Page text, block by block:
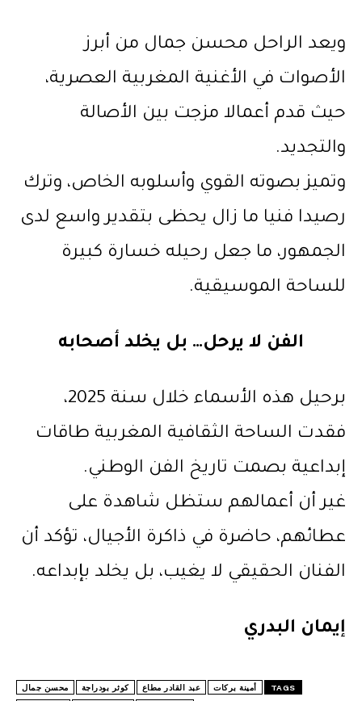
ويعد الراحل محسن جمال من أبرز
الأصوات في الأغنية المغربية العصرية،
حيث قدم أعمالا مزجت بين الأصالة
والتجديد.
وتميز بصوته القوي وأسلوبه الخاص، وترك
رصيدا فنيا ما زال يحظى بتقدير واسع لدى
الجمهور، ما جعل رحيله خسارة كبيرة
للساحة الموسيقية.
الفن لا يرحل… بل يخلد أصحابه
برحيل هذه الأسماء خلال سنة 2025،
فقدت الساحة الثقافية المغربية طاقات
إبداعية بصمت تاريخ الفن الوطني.
غير أن أعمالهم ستظل شاهدة على
عطائهم، حاضرة في ذاكرة الأجيال، تؤكد أن
الفنان الحقيقي لا يغيب، بل يخلد بإبداعه.
إيمان البدري
TAGS أمينة بركات عبد القادر مطاع كوثر بودراجة محسن جمال